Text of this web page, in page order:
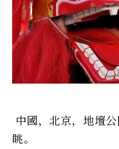
中國，北京，地壇
眺。